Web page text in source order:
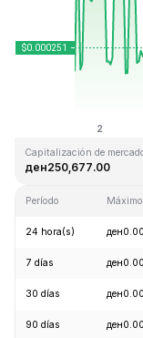
Última actualización:
ден0.128999
Capitalización de
ден250,677.00
Período Máximo
24 hora(s)
7 días
30 días
90 días